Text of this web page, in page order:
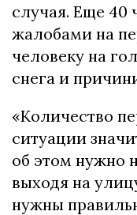
случая. Еще 40
жалобами на
человеку на
снега и
«Количество
ситуации
об этом нужно
выходя на
нужны